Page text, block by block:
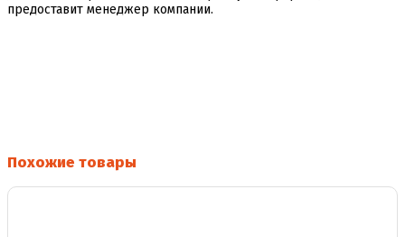
предоставит менеджер компании.
Похожие товары